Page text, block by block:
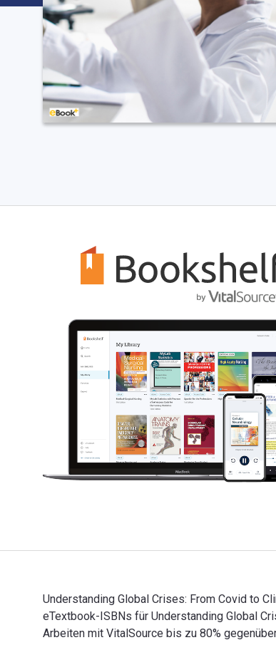
Understanding Global Crises: From Covid to
eTextbook-ISBNs für Understanding Global
Arbeiten mit VitalSource bis zu 80%